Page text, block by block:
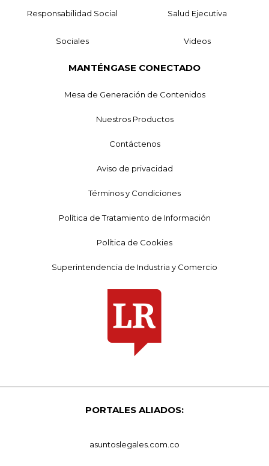
Responsabilidad Social Salud Ejecutiva
Sociales Videos
MANTÉNGASE CONECTADO
Mesa de Generación de Contenidos
Nuestros Productos
Contáctenos
Aviso de privacidad
Términos y Condiciones
Política de Tratamiento de Información
Política de Cookies
Superintendencia de Industria y Comercio
PORTALES ALIADOS:
asuntoslegales.com.co